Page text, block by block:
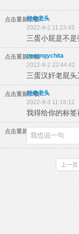
点击重新加载
好奇老头
2022-9-2 11:23:45
三蛋小屁是不是
点击重新加载pengngychita
2022-9-2 22:44:42
三蛋汉奸老屁
点击重新加载
好奇老头
2022-9-3 11:16:12
我得给你的标签
点击重新加载
上一页